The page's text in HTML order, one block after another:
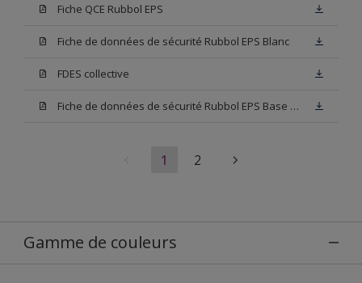
Fiche QCE Rubbol EPS
Fiche de données de sécurité Rubbol EPS Blanc
FDES collective
Fiche de données de sécurité Rubbol EPS Base N00
1 2
Gamme de couleurs